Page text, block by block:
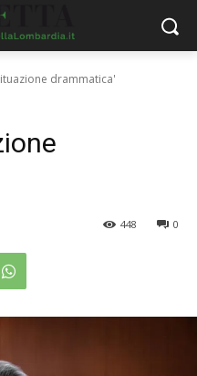
drammatica'
0
448